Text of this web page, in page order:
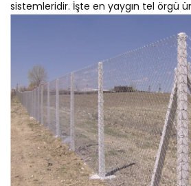
sistemleridir. İşte en yaygın tel örgü